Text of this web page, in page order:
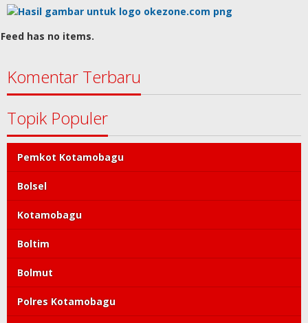
Feed has no items.
Komentar Terbaru
Topik Populer
Pemkot Kotamobagu
Bolsel
Kotamobagu
Boltim
Bolmut
Polres Kotamobagu